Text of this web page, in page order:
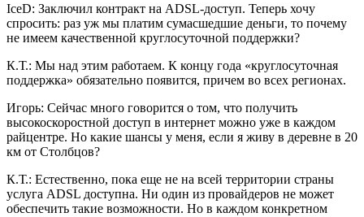
IceD: Заключил контракт на ADSL-доступ. Теперь хочу
спросить: раз уж мы платим сумасшедшие деньги, то почему
не имеем качественной круглосуточной поддержки?
К.Т.: Мы над этим работаем. К концу года «круглосуточная
поддержка» обязательно появится, причем во всех регионах.
Игорь: Сейчас много говорится о том, что получить
высокоскоростной доступ в интернет можно уже в каждом
райцентре. Но какие шансы у меня, если я живу в деревне в 20
км от Столбцов?
К.Т.: Естественно, пока еще не на всей территории страны
услуга ADSL доступна. Ни один из провайдеров не может
обеспечить такие возможности. Но в каждом конкретном